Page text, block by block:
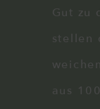
Gut zu
stellen
aus